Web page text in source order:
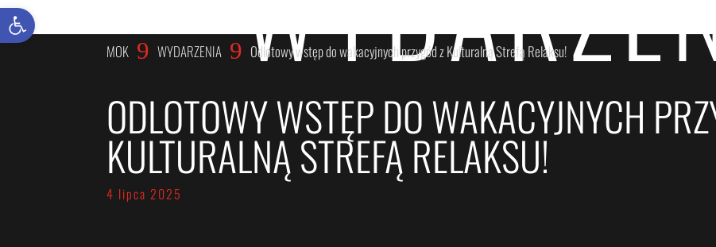
MOK 9 WYDARZENIA 9 Odlotowy wstęp do wakacyjnych przygód z Kulturalną Strefą Relaksu!
ODLOTOWY WSTĘP DO WAKACYJNYCH
KULTURALNĄ STREFĄ RELAKSU!
4 lipca 2025
Otwórz pasek narzędzi